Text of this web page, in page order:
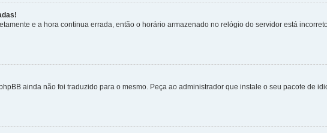
e a hora continua errada, então o horário armazenado no relógio do servidor está
ainda não foi traduzido para o mesmo. Peça ao administrador que instale o seu pacote de